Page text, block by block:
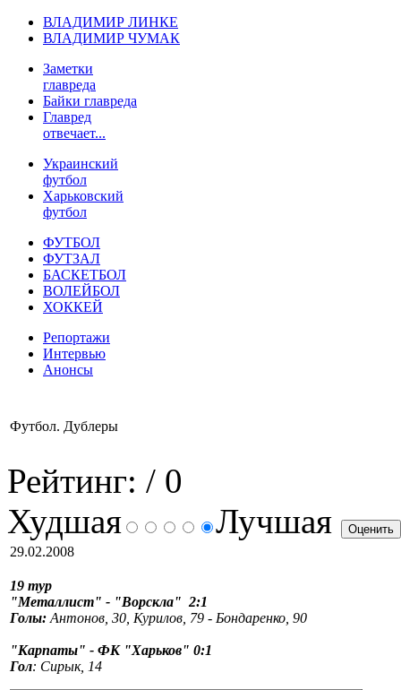
ВЛАДИМИР ЛИНКЕ
ВЛАДИМИР ЧУМАК
Заметки
главреда
Байки главреда
Главред
отвечает...
Украинский
футбол
Харьковский
футбол
ФУТБОЛ
ФУТЗАЛ
БАСКЕТБОЛ
ВОЛЕЙБОЛ
ХОККЕЙ
Репортажи
Интервью
Анонсы
Футбол. Дублеры
Рейтинг: / 0
Худшая
Лучшая
29.02.2008
19 тур
"Металлист" - "Ворскла" 2:1
Голы: Антонов, 30, Курилов, 79 - Бондаренко, 90
"Карпаты" - ФК "Харьков" 0:1
Гол: Сирык, 14